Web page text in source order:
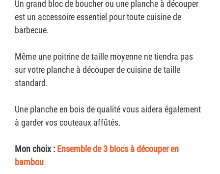
Un grand bloc de boucher ou une planche à découper
est un accessoire essentiel pour toute cuisine de
barbecue.
Même une poitrine de taille moyenne ne tiendra pas
sur votre planche à découper de cuisine de taille
standard.
Une planche en bois de qualité vous aidera également
à garder vos couteaux affûtés.
Mon choix : Ensemble de 3 blocs à découper en
bambou